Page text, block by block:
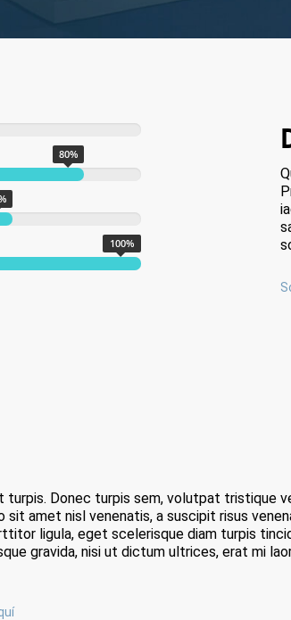
80%
100%
turpis. Donec turpis sem, volutpat tristique
sit amet nisl venenatis, a suscipit risus
ligula, eget scelerisque diam turpis
gravida, nisi ut dictum ultrices, erat mi